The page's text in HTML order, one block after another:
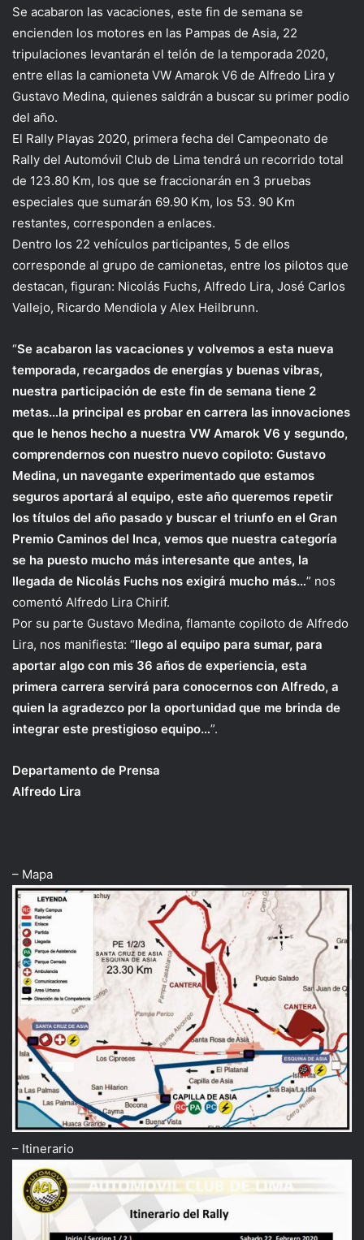
Se acabaron las vacaciones, este fin de semana se
encienden los motores en las Pampas de Asia, 22
tripulaciones levantarán el telón de la temporada 2020,
entre ellas la camioneta VW Amarok V6 de Alfredo Lira y
Gustavo Medina, quienes saldrán a buscar su primer podio
del año.
El Rally Playas 2020, primera fecha del Campeonato de
Rally del Automóvil Club de Lima tendrá un recorrido total
de 123.80 Km, los que se fraccionarán en 3 pruebas
especiales que sumarán 69.90 Km, los 53. 90 Km
restantes, corresponden a enlaces.
Dentro los 22 vehículos participantes, 5 de ellos
corresponde al grupo de camionetas, entre los pilotos que
destacan, figuran: Nicolás Fuchs, Alfredo Lira, José Carlos
Vallejo, Ricardo Mendiola y Alex Heilbrunn.
“Se acabaron las vacaciones y volvemos a esta nueva
temporada, recargados de energías y buenas vibras,
nuestra participación de este fin de semana tiene 2
metas…la principal es probar en carrera las innovaciones
que le henos hecho a nuestra VW Amarok V6 y segundo,
comprendernos con nuestro nuevo copiloto: Gustavo
Medina, un navegante experimentado que estamos
seguros aportará al equipo, este año queremos repetir
los títulos del año pasado y buscar el triunfo en el Gran
Premio Caminos del Inca, vemos que nuestra categoría
se ha puesto mucho más interesante que antes, la
llegada de Nicolás Fuchs nos exigirá mucho más…” nos
comentó Alfredo Lira Chirif.
Por su parte Gustavo Medina, flamante copiloto de Alfredo
Lira, nos manifiesta: “llego al equipo para sumar, para
aportar algo con mis 36 años de experiencia, esta
primera carrera servirá para conocernos con Alfredo, a
quien la agradezco por la oportunidad que me brinda de
integrar este prestigioso equipo…”.
Departamento de Prensa
Alfredo Lira
– Mapa
– Itinerario